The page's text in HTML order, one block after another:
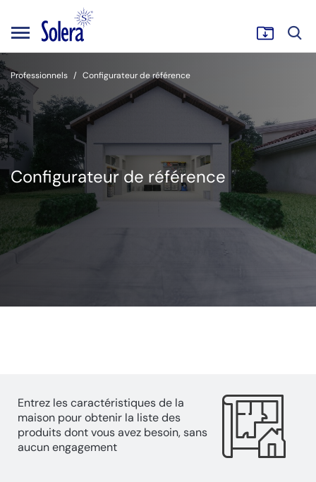
Professionnels Configurateur de référence
Configurateur de référence
Entrez les caractéristiques de la
maison pour obtenir la liste des
produits dont vous avez besoin, sans
aucun engagement